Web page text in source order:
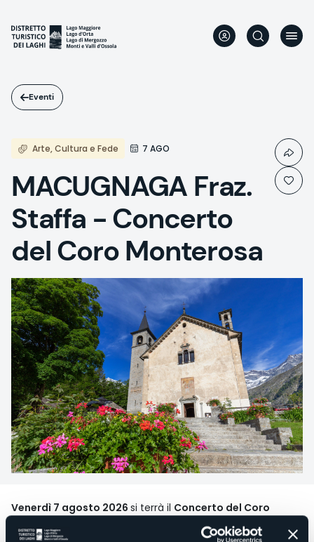
contenuto
principale
Eventi
Arte, Cultura e Fede 7 AGO
MACUGNAGA Fraz.
Staffa - Concerto
del Coro Monterosa
Venerdì 7 agosto 2026 si terrà il Concerto del Coro
Monterosa.
Alle ore 21:15
presso Chiesa Parrocchiale s. Maria Assunta e